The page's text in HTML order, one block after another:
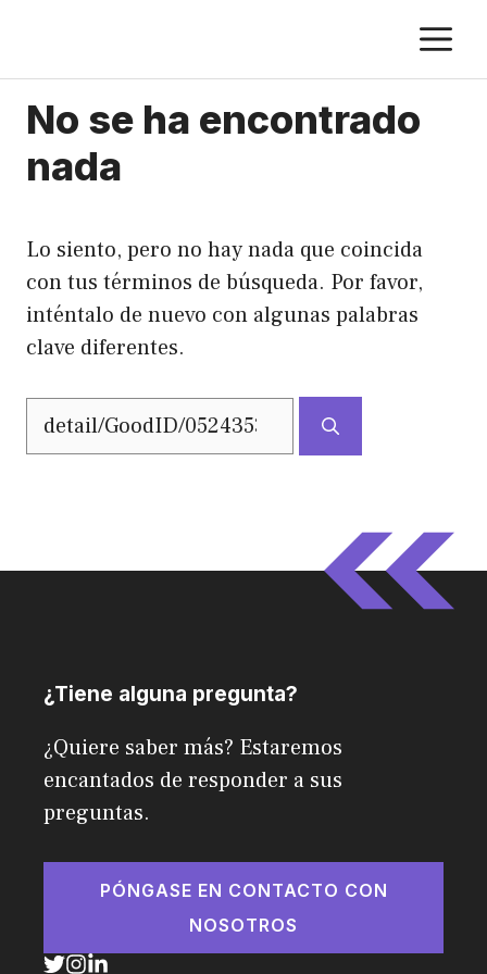
contenido
No se ha encontrado
nada
Lo siento, pero no hay nada que coincida
con tus términos de búsqueda. Por favor,
inténtalo de nuevo con algunas palabras
clave diferentes.
Buscar:
¿Tiene alguna pregunta?
¿Quiere saber más? Estaremos
encantados de responder a sus
preguntas.
PÓNGASE EN CONTACTO CON
NOSOTROS